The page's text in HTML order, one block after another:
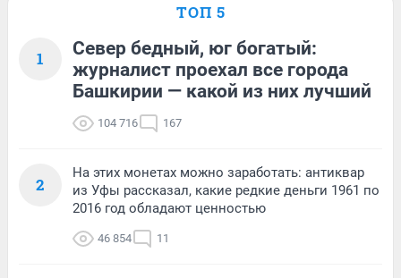
ТОП 5
1
Север бедный, юг богатый:
журналист проехал все города
Башкирии — какой из них лучший
104 716 167
2
На этих монетах можно заработать: антиквар
из Уфы рассказал, какие редкие деньги 1961 по
2016 год обладают ценностью
46 854 11